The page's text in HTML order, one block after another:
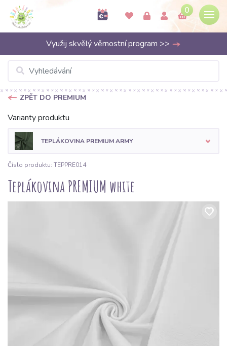
0
Využij skvělý věrnostní program >>
ZPĚT DO PREMIUM
Varianty produktu
TEPLÁKOVINA PREMIUM ARMY
Číslo produktu: TEPPRE014
Teplákovina PREMIUM white